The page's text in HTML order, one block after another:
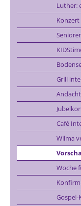
Luther:
Konzert
Grill
Café
Wilma
Woche